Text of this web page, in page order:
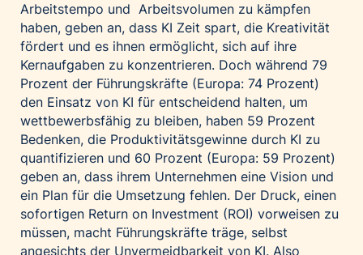
Arbeitstempo und Arbeitsvolumen zu kämpfen
haben, geben an, dass KI Zeit spart, die Kreativität
fördert und es ihnen ermöglicht, sich auf ihre
Kernaufgaben zu konzentrieren. Doch während 79
Prozent der Führungskräfte (Europa: 74 Prozent)
den Einsatz von KI für entscheidend halten, um
wettbewerbsfähig zu bleiben, haben 59 Prozent
Bedenken, die Produktivitätsgewinne durch KI zu
quantifizieren und 60 Prozent (Europa: 59 Prozent)
geben an, dass ihrem Unternehmen eine Vision und
ein Plan für die Umsetzung fehlen. Der Druck, einen
sofortigen Return on Investment (ROI) vorweisen zu
müssen, macht Führungskräfte träge, selbst
angesichts der Unvermeidbarkeit von KI. Also